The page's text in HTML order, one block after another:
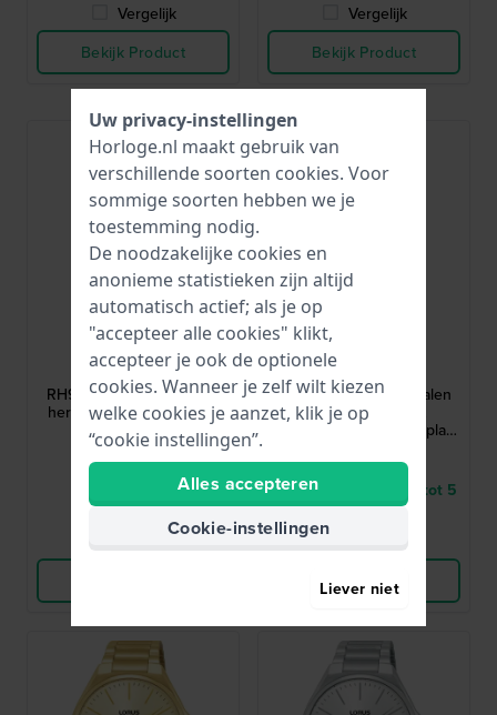
Vergelijk
Bekijk Product
Vergelijk
Bekijk Product
Lorus
RH907RX9
RH907RX9 39 mm Stalen
herenhorloge met datum
65,-
● Op voorraad
Vergelijk
RH905RX9
RH905RX9 39 mm Stalen
herenhorloge met
gestructureerde wijzerplaat
65,-
● Levering binnen 3 tot 5
werkdagen
Bekijk Product
Uw privacy-instellingen
Horloge.nl maakt gebruik van
verschillende soorten cookies. Voor
sommige soorten hebben we je
toestemming nodig.
De noodzakelijke cookies en
anonieme statistieken zijn altijd
automatisch actief; als je op
"accepteer alle cookies" klikt,
accepteer je ook de optionele
cookies. Wanneer je zelf wilt kiezen
welke cookies je aanzet, klik je op
“cookie instellingen”.
Alles accepteren
Cookie-instellingen
Liever niet